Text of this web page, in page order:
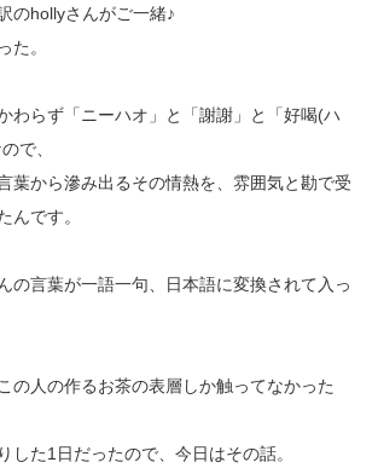
のhollyさんがご一緒♪
た。
わらず「ニーハオ」と「謝謝」と「好喝(ハ
で、
葉から滲み出るその情熱を、 雰囲気と勘で受
んです。
の言葉が一語一句、日本語に変換されて入っ
の人の作るお茶の表層しか触ってなかった
した1日だったので、今日はその話。